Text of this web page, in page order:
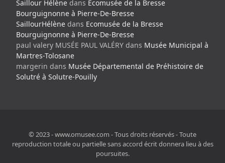
Saillour Hélène dans Ecomusée de la Bresse
Bourguignonne à Pierre-De-Bresse
SaillourHélène dans Ecomusée de la Bresse
Bourguignonne à Pierre-De-Bresse
paul valery MUSÉE PAUL VALÉRY dans Musée Municipal à
Martres-Tolosane
margerin dans Musée Départemental de Préhistoire de
Solutré à Solutre-Pouilly
© 2023 - www.omusee.com - Tous droits réservés - Toute
reproduction totale ou partielle sans accord écrit donnera lieu à des
poursuites.